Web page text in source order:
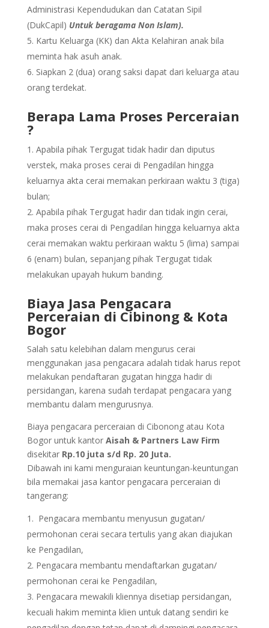
Administrasi Kependudukan dan Catatan Sipil
(DukCapil) Untuk beragama Non Islam).
Kartu Keluarga (KK) dan Akta Kelahiran anak bila
meminta hak asuh anak.
Siapkan 2 (dua) orang saksi dapat dari keluarga atau
orang terdekat.
Berapa Lama Proses Perceraian
?
Apabila pihak Tergugat tidak hadir dan diputus
verstek, maka proses cerai di Pengadilan hingga
keluarnya akta cerai memakan perkiraan waktu 3 (tiga)
bulan;
Apabila pihak Tergugat hadir dan tidak ingin cerai,
maka proses cerai di Pengadilan hingga keluarnya akta
cerai memakan waktu perkiraan waktu 5 (lima) sampai
6 (enam) bulan, sepanjang pihak Tergugat tidak
melakukan upayah hukum banding.
Biaya Jasa Pengacara
Perceraian di Cibinong & Kota
Bogor
Salah satu kelebihan dalam mengurus cerai
menggunakan jasa pengacara adalah tidak harus repot
melakukan pendaftaran gugatan hingga hadir di
persidangan, karena sudah terdapat pengacara yang
membantu dalam mengurusnya.
Biaya pengacara perceraian di Cibonong atau Kota
Bogor untuk kantorAisah & Partners Law Firm
disekitar Rp.10 juta s/d Rp. 20 Juta.
Dibawah ini kami menguraian keuntungan-keuntungan
bila memakai jasa kantor pengacara perceraian di
tangerang:
Pengacara membantu menyusun gugatan/
permohonan cerai secara tertulis yang akan diajukan
ke Pengadilan,
Pengacara membantu mendaftarkan gugatan/
permohonan cerai ke Pengadilan,
Pengacara mewakili kliennya disetiap persidangan,
kecuali hakim meminta klien untuk datang sendiri ke